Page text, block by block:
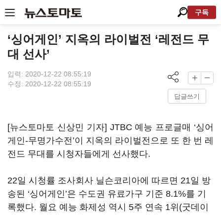
구독
‘싱어게인’ 지옥의 라이벌전 ‘레전드 무
대 선사’
입력: 2020-12-22 08:55:19
수정: 2020-12-22 08:55:19
답글쓰기
[뉴스토마토 신상민 기자] JTBC 예능 프로글매 ‘싱어
게인-무명가수전’이 지옥의 라이벌전으로 또 한 번 레
전드 무대를 시청자들에게 선사했다.
22일 시청률 조사회사 닐슨코리아에 따르면 21일 방
송된 ‘싱어게인’은 수도권 유료가구 기준 8.1%를 기
록했다. 월요 예능 화제성 역시 5주 연속 1위 (굿데이